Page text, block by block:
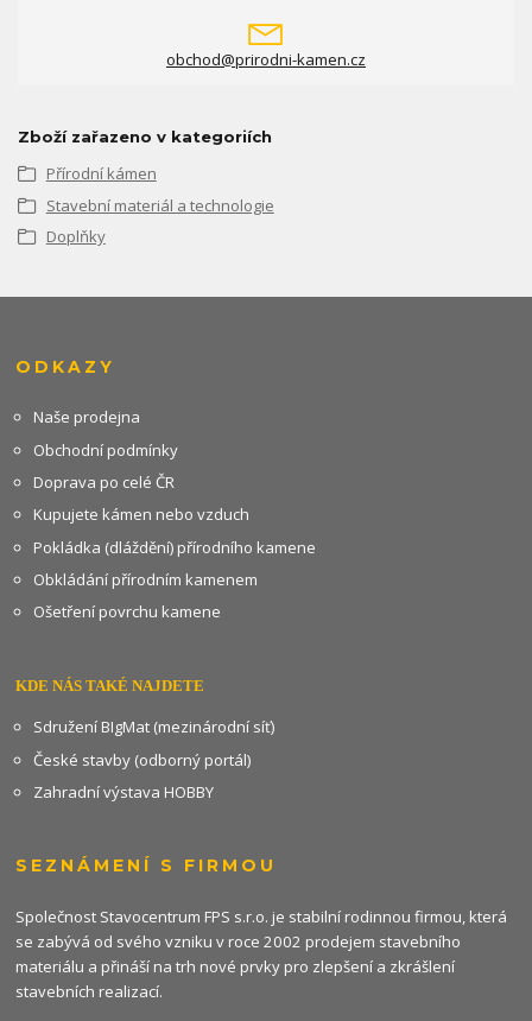
obchod@prirodni-kamen.cz
Zboží zařazeno v kategoriích
Přírodní kámen
Stavební materiál a technologie
Doplňky
ODKAZY
Naše prodejna
Obchodní podmínky
Doprava po celé ČR
Kupujete kámen nebo vzduch
Pokládka (dláždění) přírodního kamene
Obkládání přírodním kamenem
Ošetření povrchu kamene
KDE NÁS TAKÉ NAJDETE
Sdružení BIgMat (mezinárodní síť)
České stavby (odborný portál)
Zahradní výstava HOBBY
SEZNÁMENÍ S FIRMOU
Společnost Stavocentrum FPS s.r.o. je stabilní rodinnou firmou, která
se zabývá od svého vzniku v roce 2002 prodejem stavebního
materiálu a přináší na trh nové prvky pro zlepšení a zkrášlení
stavebních realizací.